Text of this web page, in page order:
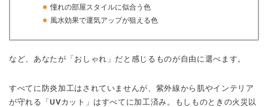
憧れの部屋スタイルに似合う色
風水効果で運気アップが狙える色
など、あなたが「おしゃれ」だと感じるものが自由に選べます。
すべてに防炎加工はされていませんが、紫外線から肌やインテリア
が守れる「UVカット」はすべてに加工済み。もしものときの火災以